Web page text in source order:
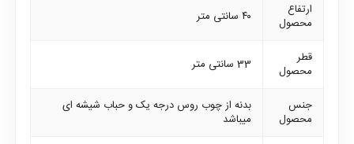
ارتفاع
محصول
۴۰ سانتی متر
قطر
محصول
33 سانتی متر
جنس
محصول
بدنه از چوب روس درجه یک و حباب شیشه ای
میباشد